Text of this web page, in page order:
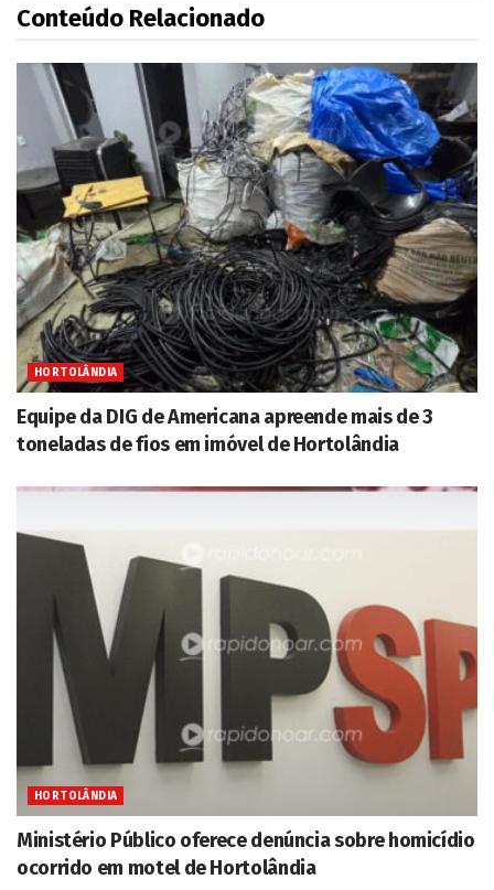
Conteúdo Relacionado
HORTOLÂNDIA
Equipe da DIG de Americana apreende mais de 3
toneladas de fios em imóvel de Hortolândia
HORTOLÂNDIA
Ministério Público oferece denúncia sobre homicídio
ocorrido em motel de Hortolândia